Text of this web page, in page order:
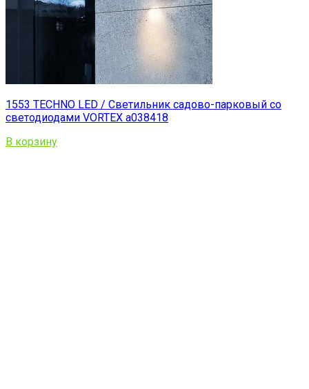
1553 TECHNO LED / Светильник садово-парковый со
светодиодами VORTEX a038418
В корзину